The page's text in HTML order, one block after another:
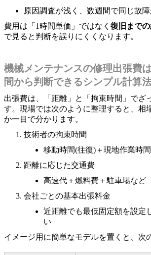
原因調査が浅く、数週間で同じ故
費用は「1時間単価」ではなく 復旧まで
で見ると判断を誤りにくくなります。
機械メンテナンスの修理出張費
間から判断できるシンプル計算
出張費は、「距離」と「拘束時間」でざ
す。現場では次のように整理すると、相
か一目で分かります。
技術者の拘束時間
移動時間(往復)＋現地作業時間
距離に応じた交通費
高速代＋燃料費＋駐車場など
会社ごとの基本出張料金
近距離でも最低固定額を設定
い
イメージ用に簡単なモデルを置くと、次